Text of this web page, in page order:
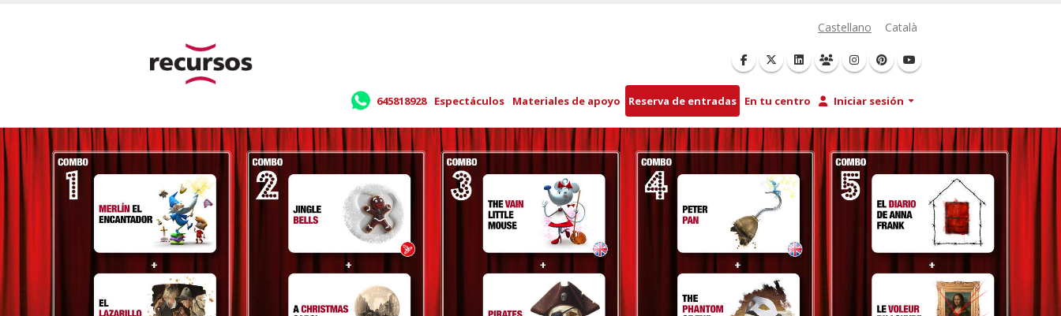
Castellano Català
645818928 Espectáculos Materiales de apoyo Reserva de entradas En tu centro Iniciar sesión